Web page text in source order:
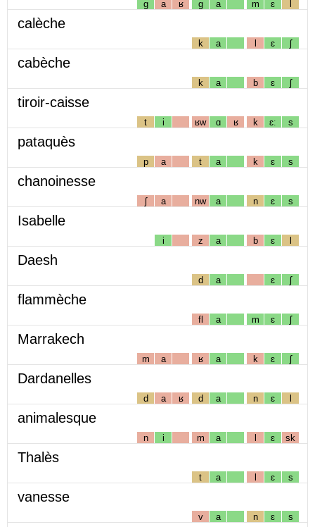
g a ʁ g a m ɛ l
calèche
k a l ɛ ʃ
cabèche
k a b ɛ ʃ
tiroir-caisse
t i ʁw ɑ ʁ k ɛː s
pataquès
p a t a k ɛ s
chanoinesse
ʃ a nw a n ɛ s
Isabelle
i z a b ɛ l
Daesh
d a ɛ ʃ
flammèche
fl a m ɛ ʃ
Marrakech
m a ʁ a k ɛ ʃ
Dardanelles
d a ʁ d a n ɛ l
animalesque
n i m a l ɛ sk
Thalès
t a l ɛ s
vanesse
v a n ɛ s